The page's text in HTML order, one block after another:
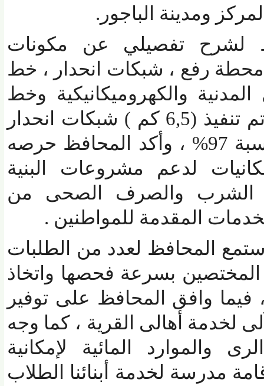
ومدينة الباجور.
تفصيلي عن مكونات
رفع ، شبكات انحدار ، خط
والكهروميكانيكية وخط
الطرد بنسبة 100% ، وتم تنفيذ (6,5 كم ) شبكات انحدار
من إجمالى (6،7كم) بنسبة 97% ، وأكد المحافظ حرصه
لدعم مشروعات البنية
والصرف الصحى من
المقدمة للمواطنين .
المحافظ لعدد من الطلبات
بسرعة فحصها واتخاذ
وافق المحافظ على توفير
لخدمة أهالى القرية ، كما وجه
المائية لإمكانية
مدرسة لخدمة أبنائنا الطلاب